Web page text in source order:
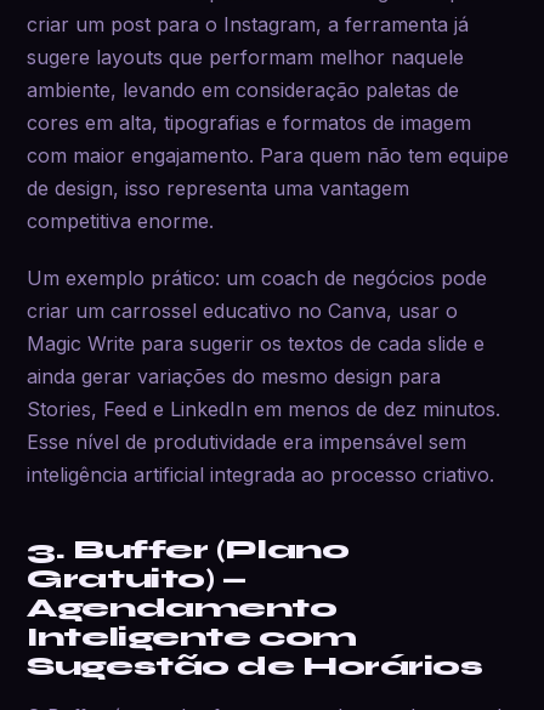
criar um post para o Instagram, a ferramenta já
sugere layouts que performam melhor naquele
ambiente, levando em consideração paletas de
cores em alta, tipografias e formatos de imagem
com maior engajamento. Para quem não tem equipe
de design, isso representa uma vantagem
competitiva enorme.
Um exemplo prático: um coach de negócios pode
criar um carrossel educativo no Canva, usar o
Magic Write para sugerir os textos de cada slide e
ainda gerar variações do mesmo design para
Stories, Feed e LinkedIn em menos de dez minutos.
Esse nível de produtividade era impensável sem
inteligência artificial integrada ao processo criativo.
3. Buffer (Plano
Gratuito) —
Agendamento
Inteligente com
Sugestão de Horários